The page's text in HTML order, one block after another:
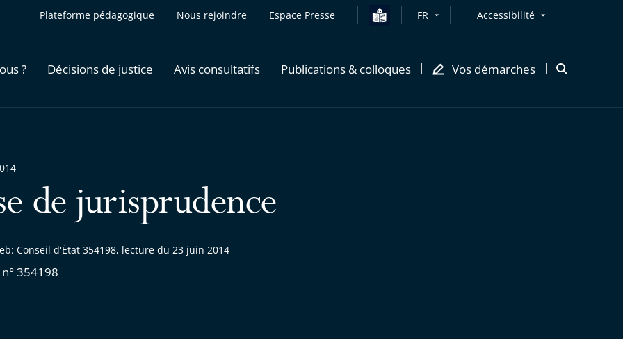
Plateforme pédagogique Nous rejoindre Espace Presse FR Accessibilité
? Décisions de justice Avis consultatifs Publications & colloques Vos démarches
Ouvrir
de jurisprudence
Conseil d'État 354198, lecture du 23 juin 2014
354198